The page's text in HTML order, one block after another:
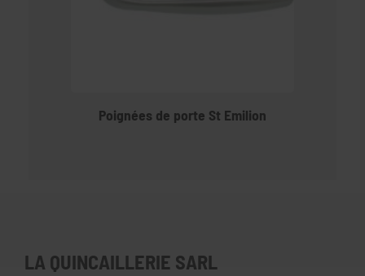
Poignées de porte St Emilion
LA QUINCAILLERIE SARL